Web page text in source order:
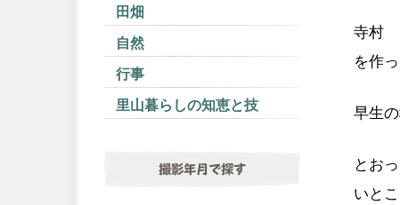
寺村
を作
早生
とお
いと
田畑
自然
行事
里山暮らしの知恵と技
撮影年月で探す